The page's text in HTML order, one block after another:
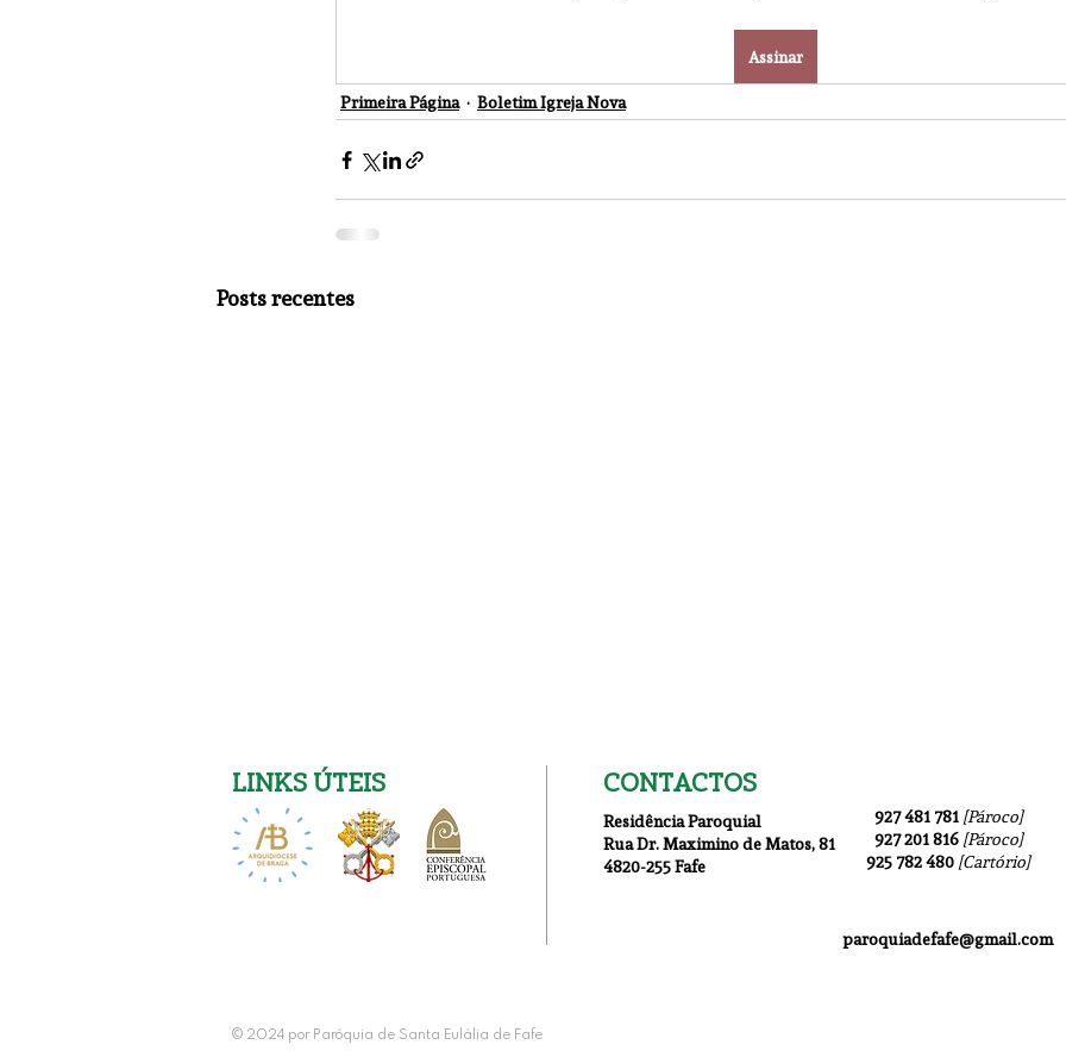
Assinar
Primeira Página
Boletim Igreja Nova
Posts recentes
Igreja Nova 19 Julho
LINKS ÚTEIS CONTACTOS
Residência Paroquial
Rua Dr. Maximino de Matos, 81
4820-255 Fafe
927 481 781 [Pároco]
927 201 816 [Pároco]
925 782 480 [Cartório]
paroquiadefafe@gmail.com
© 2024 por Paróquia de Santa Eulália de Fafe